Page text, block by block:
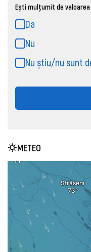
Ești mulțumit de
Da
Nu
Nu știu/nu sunt
METEO